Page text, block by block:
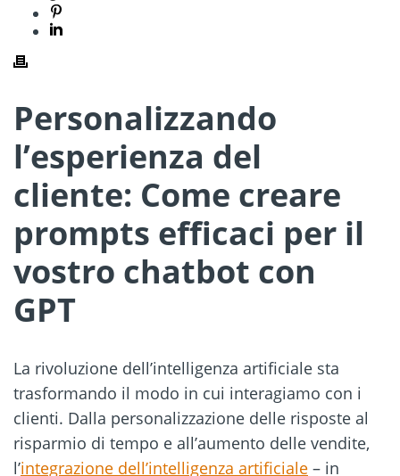
Personalizzando
l’esperienza del
cliente: Come creare
prompts efficaci per il
vostro chatbot con
GPT
La rivoluzione dell’intelligenza artificiale sta
trasformando il modo in cui interagiamo con i
clienti. Dalla personalizzazione delle risposte al
risparmio di tempo e all’aumento delle vendite,
l’integrazione dell’intelligenza artificiale – in